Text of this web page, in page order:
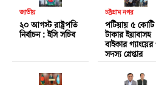
জাতীয়
২০ আগস্ট রাষ্ট্রপতি
নির্বাচন : ইসি সচিব
চট্টগ্রাম নগর
পটিয়ায় ৫ কোটি
টাকার ইয়াবাসহ
বাইকার
সদস্য গ্রেপ্তার